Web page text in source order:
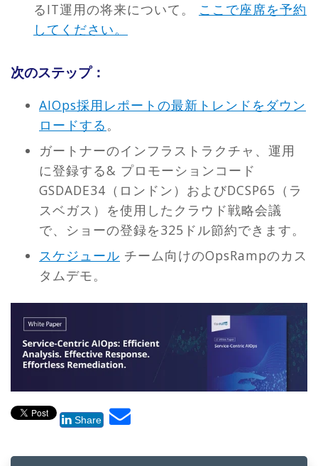
るIT運用の将来について。 ここで座席を予約
してください。
次のステップ：
AIOps採用レポートの最新トレンドをダウン
ロードする 。
ガートナーのインフラストラクチャ、運用
に登録する& プロモーションコード
GSDADE34（ロンドン）およびDCSP65（ラ
スベガス）を使用したクラウド戦略会議
で、ショーの登録を325ドル節約できます。
スケジュール チーム向けのOpsRampのカス
タムデモ。
Share